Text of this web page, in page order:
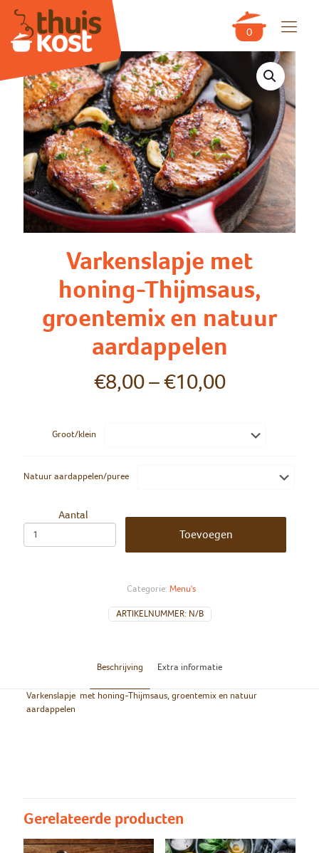
0
Varkenslapje met
honing-Thijmsaus,
groentemix en natuur
aardappelen
€8,00–€10,00
Groot/klein
Natuur aardappelen/puree
Aantal
Toevoegen
ARTIKELNUMMER: N/B
Categorie: Menu's
Beschrijving Extra informatie
Varkenslapje met honing-Thijmsaus, groentemix en natuur
aardappelen
Gerelateerde producten